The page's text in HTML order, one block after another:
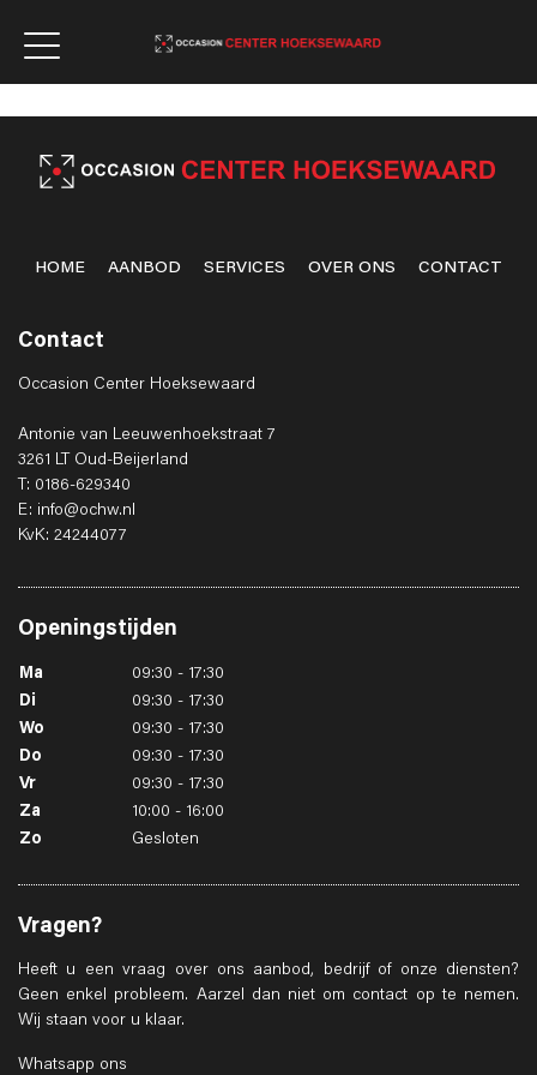
HOME AANBOD SERVICES OVER ONS CONTACT
Contact
Occasion Center Hoeksewaard
Antonie van Leeuwenhoekstraat 7
3261 LT Oud-Beijerland
T: 0186-629340
E: info@ochw.nl
KvK: 24244077
Openingstijden
Ma
09:30 - 17:30
Di
09:30 - 17:30
Wo
09:30 - 17:30
Do
09:30 - 17:30
Vr
09:30 - 17:30
Za
10:00 - 16:00
Zo
Gesloten
Vragen?
Heeft u een vraag over ons aanbod, bedrijf of onze diensten?
Geen enkel probleem. Aarzel dan niet om contact op te nemen.
Wij staan voor u klaar.
Whatsapp ons